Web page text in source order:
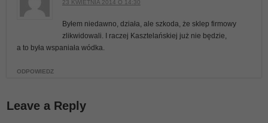
23 KWIETNIA 2014 O 14:30
Byłem niedawno, działa, ale szkoda, że sklep firmowy
zlikwidowali. I raczej Kasztelańskiej już nie będzie,
a to była wspaniała wódka.
ODPOWIEDZ
Leave a Reply